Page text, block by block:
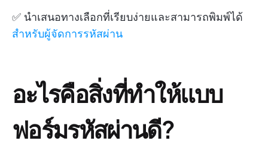
✅ นำเสนอทางเลือกที่เรียบง่ายและสามารถพิมพ์ได้
สำหรับผู้จัดการรหัสผ่าน
อะไรคือสิ่งที่ทำให้แบบ
ฟอร์มรหัสผ่านดี?